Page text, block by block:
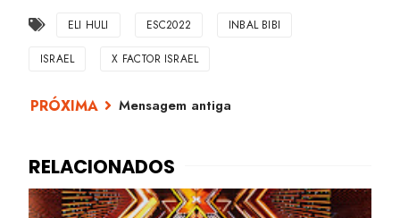
ELI HULI ESC2022 INBAL BIBI
ISRAEL X FACTOR ISRAEL
Mensagem antiga